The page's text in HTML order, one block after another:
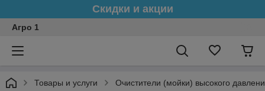
Скидки и акции
Агро 1
Товары и услуги Очистители (мойки) высокого